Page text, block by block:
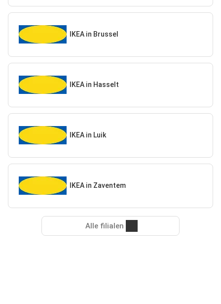
IKEA in Brussel
IKEA in Hasselt
IKEA in Luik
IKEA in Zaventem
Alle filialen